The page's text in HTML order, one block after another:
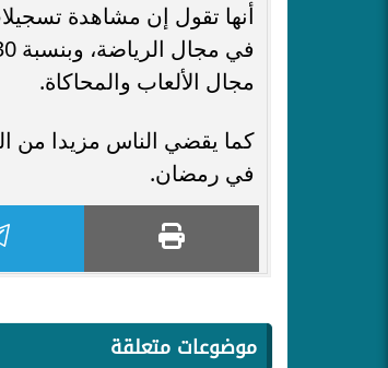
مجال الألعاب والمحاكاة.
في رمضان.
موضوعات متعلقة